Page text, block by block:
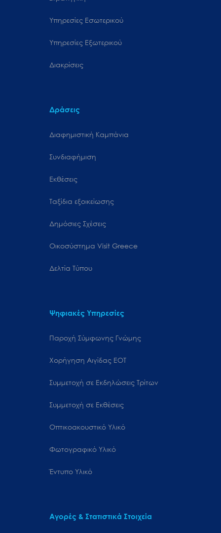
Υπηρεσίες Εσωτερικού
Υπηρεσίες Εξωτερικού
Διακρίσεις
Δράσεις
Διαφημιστική Καμπάνια
Συνδιαφήμιση
Εκθέσεις
Ταξίδια εξοικείωσης
Δημόσιες Σχέσεις
Oικοσύστημα Visit Greece
Δελτία Τύπου
Ψηφιακές Υπηρεσίες
Παροχή Σύμφωνης Γνώμης
Χορήγηση Αιγίδας ΕΟΤ
Συμμετοχή σε Εκδηλώσεις Τρίτων
Συμμετοχή σε Εκθέσεις
Οπτικοακουστικό Υλικό
Φωτογραφικό Υλικό
Έντυπο Υλικό
Αγορές & Στατιστικά Στοιχεία